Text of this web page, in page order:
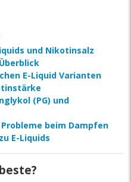
und Nikotinsalz
E-Liquid Varianten
(PG) und
beim Dampfen
E-Liquids